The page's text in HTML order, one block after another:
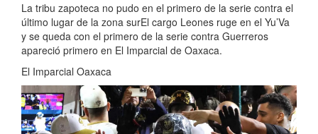
La tribu zapoteca no pudo en el primero de la serie contra el
último lugar de la zona surEl cargo Leones ruge en el Yu’Va
y se queda con el primero de la serie contra Guerreros
apareció primero en El Imparcial de Oaxaca.
El Imparcial Oaxaca